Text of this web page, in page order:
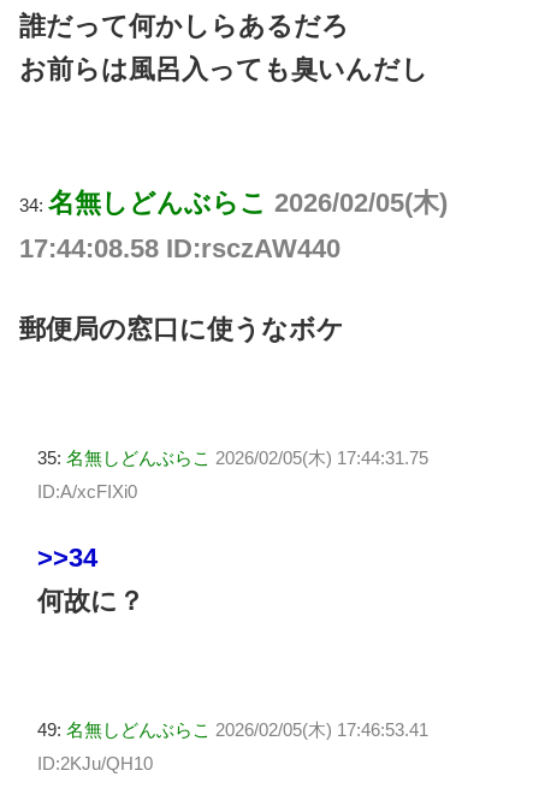
誰だって何かしらあるだろ
お前らは風呂入っても臭いんだし
34: 名無しどんぶらこ 2026/02/05(木)
17:44:08.58 ID:rsczAW440
郵便局の窓口に使うなボケ
35: 名無しどんぶらこ 2026/02/05(木) 17:44:31.75
ID:A/xcFIXi0
>>34
何故に？
49: 名無しどんぶらこ 2026/02/05(木) 17:46:53.41
ID:2KJu/QH10